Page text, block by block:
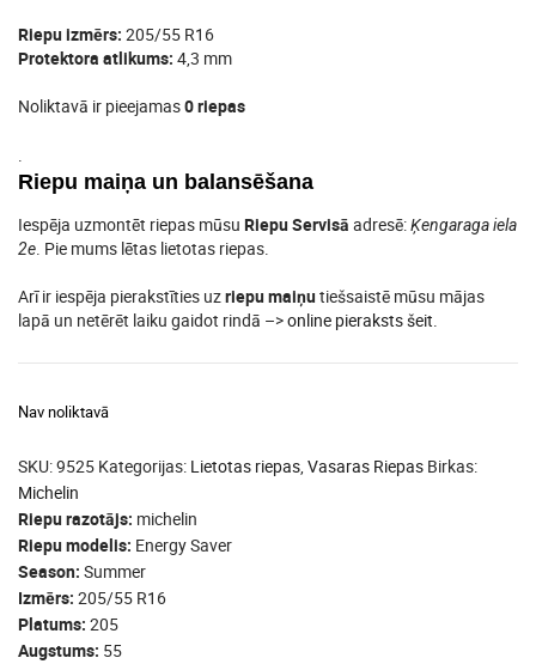
Riepu izmērs: 205/55 R16
Protektora atlikums: 4,3 mm
Noliktavā ir pieejamas0 riepas
.
Riepu maiņa un balansēšana
Iespēja uzmontēt riepas mūsu Riepu Servisā adresē:Ķengaraga iela
2e. Pie mums lētas lietotas riepas.
Arī ir iespēja pierakstīties uzriepu maiņutiešsaistē mūsu mājas
lapā un netērēt laiku gaidot rindā –>online pieraksts šeit.
Nav noliktavā
SKU:9525 Kategorijas: Lietotas riepas, Vasaras Riepas Birkas:
Michelin
Riepu razotājs michelin
Riepu modelis Energy Saver
Season Summer
Izmērs 205/55 R16
Platums 205
Augstums 55